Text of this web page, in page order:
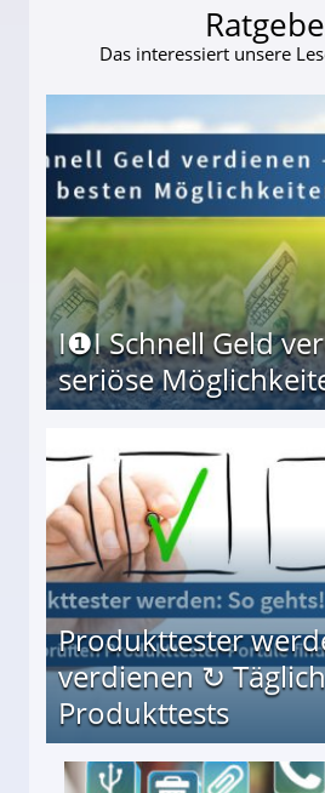
Das interessiert unsere
I❶I Schnell Geld
seriöse
Produkttester
verdienen ↻
Produkttests
↻ Täglich neue Produkttests